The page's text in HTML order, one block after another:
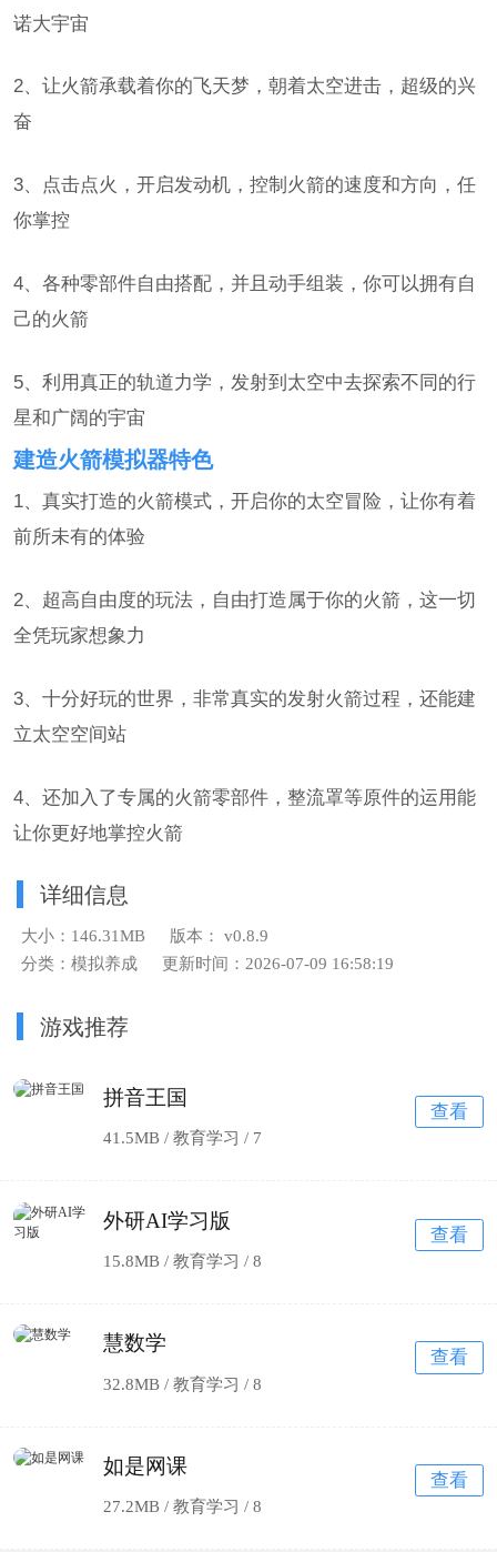
诺大宇宙
2、让火箭承载着你的飞天梦，朝着太空进击，超级的兴
奋
3、点击点火，开启发动机，控制火箭的速度和方向，任
你掌控
4、各种零部件自由搭配，并且动手组装，你可以拥有自
己的火箭
5、利用真正的轨道力学，发射到太空中去探索不同的行
星和广阔的宇宙
建造火箭模拟器特色
1、真实打造的火箭模式，开启你的太空冒险，让你有着
前所未有的体验
2、超高自由度的玩法，自由打造属于你的火箭，这一切
全凭玩家想象力
3、十分好玩的世界，非常真实的发射火箭过程，还能建
立太空空间站
4、还加入了专属的火箭零部件，整流罩等原件的运用能
让你更好地掌控火箭
详细信息
大小：146.31MB
版本： v0.8.9
分类：模拟养成
更新时间：2026-07-09 16:58:19
游戏推荐
拼音王国
41.5MB / 教育学习 / 7
查看
外研AI学习版
15.8MB / 教育学习 /8
查看
慧数学
32.8MB / 教育学习 /8
查看
如是网课
27.2MB / 教育学习 /8
查看